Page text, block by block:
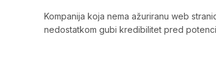
Kompanija koja nema ažuriranu web
nedostatkom gubi kredibilitet pred